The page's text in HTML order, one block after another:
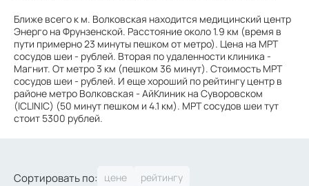
Ближе всего к м. Волковская находится медицинский центр
Энерго на Фрунзенской. Расстояние около 1.9 км (время в
пути примерно 23 минуты пешком от метро). Цена на МРТ
сосудов шеи - рублей. Вторая по удаленности клиника -
Магнит. От метро 3 км (пешком 36 минут). Стоимость МРТ
сосудов шеи - рублей. И еще хороший по рейтингу центр в
районе метро Волковская - АйКлиник на Суворовском
(ICLINIC) (50 минут пешком и 4.1 км). МРТ сосудов шеи тут
стоит 5300 рублей.
Сортировать по: